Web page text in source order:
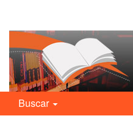
Buscar